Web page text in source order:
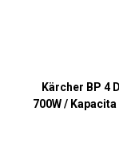
Kärcher BP 4
700W /